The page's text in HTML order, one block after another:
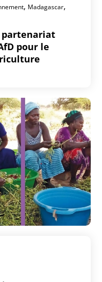
, Madagascar,
partenariat
pour le